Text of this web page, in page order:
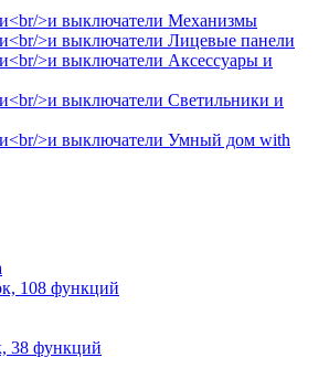
Механизмы
Лицевые панели
Аксессуары и
Светильники и
Умный дом with
108 функций
38 функций